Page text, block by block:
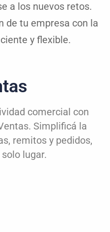
a los nuevos retos.
de tu empresa con la
y flexible.
comercial con
Simplificá la
remitos y pedidos,
lugar.